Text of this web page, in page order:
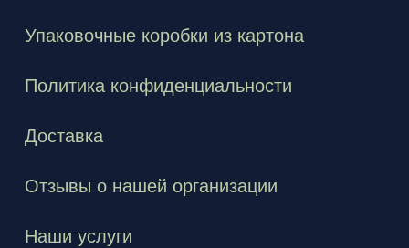
Упаковочные коробки из картона
Политика конфиденциальности
Доставка
Отзывы о нашей организации
Наши услуги